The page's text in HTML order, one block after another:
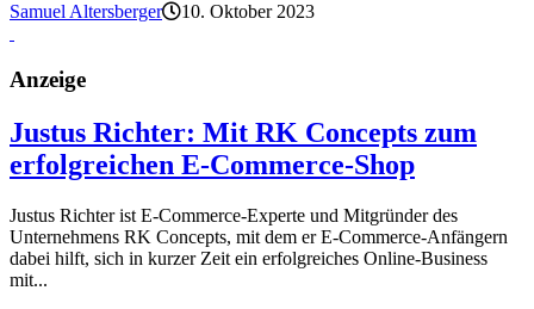
Samuel Altersberger
10. Oktober 2023
Anzeige
Justus Richter: Mit RK Concepts zum
erfolgreichen E-Commerce-Shop
Justus Richter ist E-Commerce-Experte und Mitgründer des
Unternehmens RK Concepts, mit dem er E-Commerce-Anfängern
dabei hilft, sich in kurzer Zeit ein erfolgreiches Online-Business
mit...